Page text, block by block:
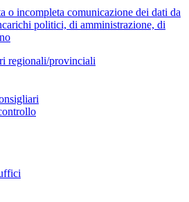
o incompleta comunicazione dei dati da
politici, di amministrazione, di
regionali/provinciali